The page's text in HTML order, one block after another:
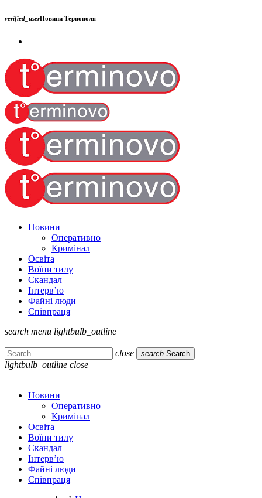
verified_userНовини Тернополя
Новини
Оперативно
Кримінал
Освіта
Воїни тилу
Скандал
Інтерв’ю
Файні люди
Співпраця
search menu lightbulb_outline
close search Search
lightbulb_outline close
Новини
Оперативно
Кримінал
Освіта
Воїни тилу
Скандал
Інтерв’ю
Файні люди
Співпраця